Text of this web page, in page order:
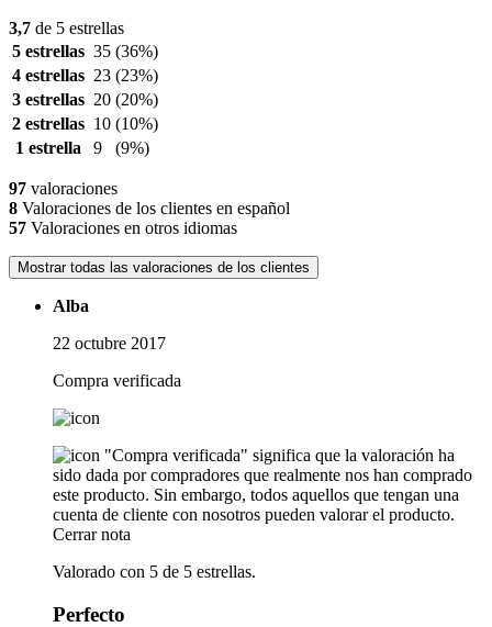
3,7 de 5 estrellas
5 estrellas 35 (36%)
4 estrellas 23 (23%)
3 estrellas 20 (20%)
2 estrellas 10 (10%)
1 estrella
9 (9%)
97 valoraciones
8 Valoraciones de los clientes en español
57 Valoraciones en otros idiomas
Mostrar todas las valoraciones de los clientes
Alba
22 octubre 2017
Compra verificada
"Compra verificada" significa que la valoración ha
sido dada por compradores que realmente nos han comprado
este producto. Sin embargo, todos aquellos que tengan una
cuenta de cliente con nosotros pueden valorar el producto.
Cerrar nota
Valorado con 5 de 5 estrellas.
Perfecto